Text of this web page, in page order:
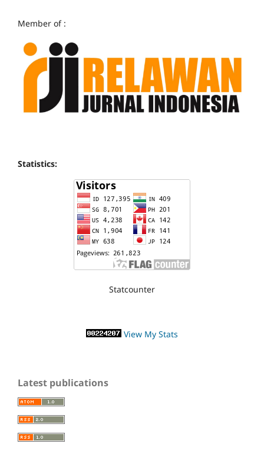
Member of :
Statistics:
Statcounter
View My Stats
Latest publications